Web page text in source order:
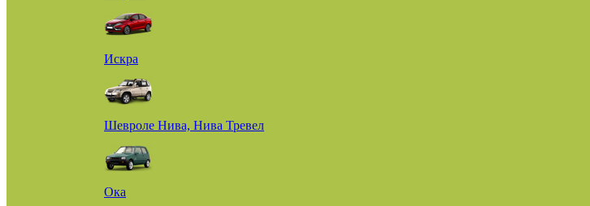
Искра
Шевроле Нива, Нива Тревел
Ока